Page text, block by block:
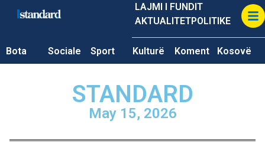
LAJMI I FUNDIT
AKTUALITETPOLITIKE
Bota Sociale Sport Kulturë Koment Kosovë
STANDARD
May 15, 2026